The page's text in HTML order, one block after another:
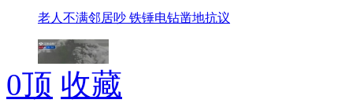
老人不满邻居吵 铁锤电钻凿地抗议
意大利维苏威火山喷发珍贵视频曝光
0顶 收藏